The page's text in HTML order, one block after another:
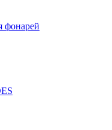
фонарей